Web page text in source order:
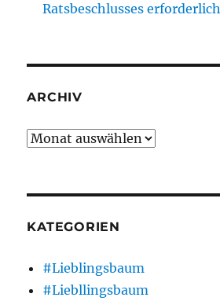
Ratsbeschlusses erforderlich
ARCHIV
Archiv
KATEGORIEN
#Lieblingsbaum
#Liebllingsbaum